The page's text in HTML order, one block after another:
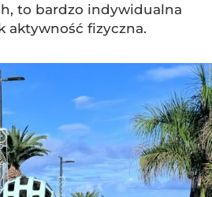
to bardzo indywidualna
aktywność fizyczna.